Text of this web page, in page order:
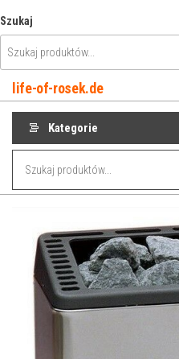
do
treści
Szukaj
life-of-rosek.de
Kategorie